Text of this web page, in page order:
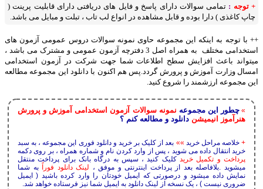
+ توجه : تمامی سوالات دارای پاسخ و فایل های دریافتی دارای قابلیت پرینت (
چاپ کاغذی ) دارا بوده و قابل مشاهده در انواع لب تاب ، تبلت و مبایل می باشد.
++ با توجه به اینکه این مجموعه حاوی نمونه سوالات دروس عمومی آزمون های
استخدامی مختلف به همراه اصل 3 دفترچه آزمون عمومی و مشترک می باشد ،
میتواند باعث افزایش سطح اطلاعات شما جهت شرکت در آزمون استخدامی
امسال وزارت آموزش و پرورش گردد.پس هم اکنون با دانلود این مجموعه مطالعه
این مجموعه ارزشمند را شروع کنید.
»چطور این مجموعه نمونه سوالات آزمون استخدامی آموزش و پرورش
هنرآموز انیمیشن دانلود و مطالعه کنم ؟
+خلاصه مراحل خرید »» بعد از کلیک بر خرید و دانلود فوری این مجموعه ، به سبد
خرید انتقال داده می شوید ، پس از وارد کردن نام و شماره همراه ، بر روی دکمه
پرداخت و تکمیل خریدکلیک کنید ، سپس به درگاه بانک برای پرداخت منتقل
میشوید .بلافاصله بعد از پرداخت اینترنتی و موفق ، لینک دانلود فوراً
به شما
نمایش داده میشود و درصورتی که ایمیل خودتان را وارد کرده باشید ( ایمیل
ضروری نیست ) ، یک نسخه از لینک دانلود به ایمیل شما نیز فرستاده خواهد شد.